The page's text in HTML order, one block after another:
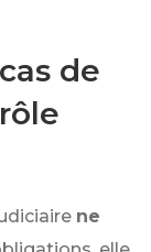
de
ne